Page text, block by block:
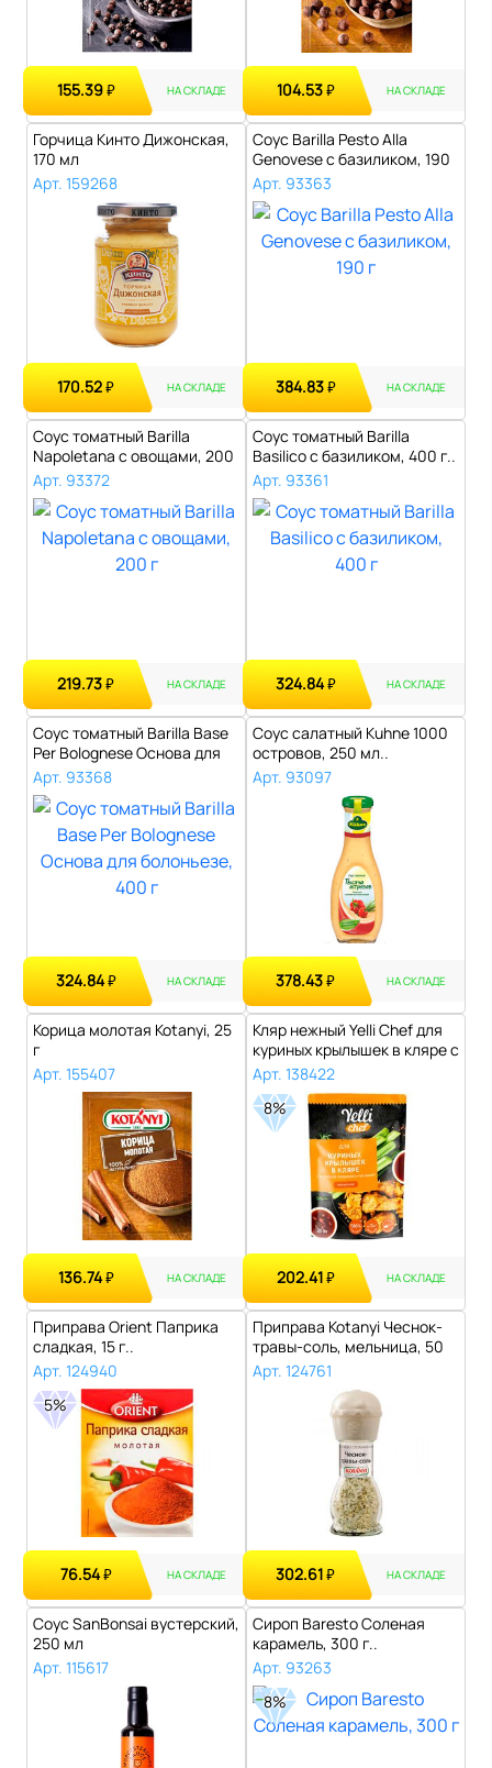
155.39₽ НА СКЛАДЕ 104.53₽ НА СКЛАДЕ
Горчица Кинто Дижонская,
170 мл
Арт. 159268
170.52₽ НА СКЛАДЕ
Соус Barilla Pesto Alla
Genovese с базиликом, 190
г..
Арт. 93363
384.83₽ НА СКЛАДЕ
Соус томатный Barilla
Napoletana с овощами, 200
г..
Арт. 93372
219.73₽ НА СКЛАДЕ
Соус томатный Barilla
Basilico с базиликом, 400 г..
Арт. 93361
324.84₽ НА СКЛАДЕ
Соус томатный Barilla Base
Per Bolognese Основа для
бол..
Арт. 93368
324.84₽ НА СКЛАДЕ
Соус салатный Kuhne 1000
островов, 250 мл..
Арт. 93097
378.43₽ НА СКЛАДЕ
Корица молотая Kotanyi, 25
г
Арт. 155407
136.74₽ НА СКЛАДЕ
Кляр нежный Yelli Chef для
куриных крылышек в кляре с
к..
Арт. 138422
8%
202.41₽ НА СКЛАДЕ
Приправа Orient Паприка
сладкая, 15 г..
Арт. 124940
5%
76.54₽ НА СКЛАДЕ
Приправа Kotanyi Чеснок-
травы-соль, мельница, 50
г..
Арт. 124761
302.61₽ НА СКЛАДЕ
Соус SanBonsai вустерский,
250 мл
Арт. 115617
Сироп Baresto Соленая
карамель, 300 г..
Арт. 93263
8%